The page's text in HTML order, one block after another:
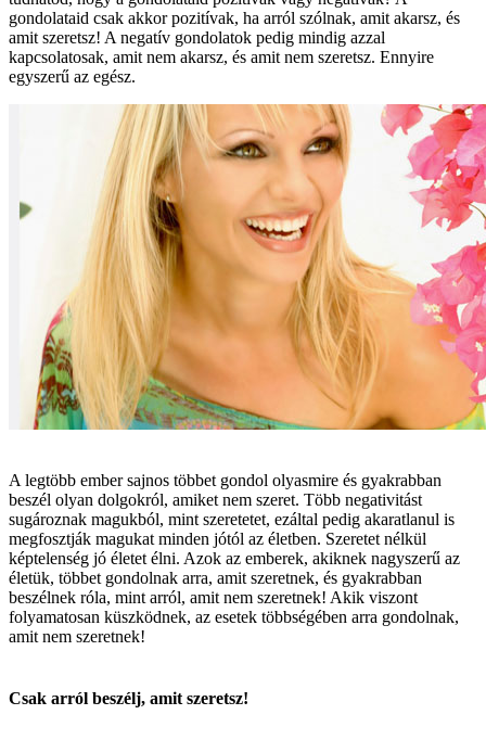
gondolataid csak akkor pozitívak, ha arról szólnak, amit akarsz, és
amit szeretsz! A negatív gondolatok pedig mindig azzal
kapcsolatosak, amit nem akarsz, és amit nem szeretsz. Ennyire
egyszerű az egész.
A legtöbb ember sajnos többet gondol olyasmire és gyakrabban
beszél olyan dolgokról, amiket nem szeret. Több negativitást
sugároznak magukból, mint szeretetet, ezáltal pedig akaratlanul is
megfosztják magukat minden jótól az életben. Szeretet nélkül
képtelenség jó életet élni. Azok az emberek, akiknek nagyszerű az
életük, többet gondolnak arra, amit szeretnek, és gyakrabban
beszélnek róla, mint arról, amit nem szeretnek! Akik viszont
folyamatosan küszködnek, az esetek többségében arra gondolnak,
amit nem szeretnek!
Csak arról beszélj, amit szeretsz!